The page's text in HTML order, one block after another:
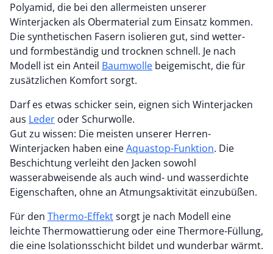
Polyamid, die bei den allermeisten unserer
Winterjacken als Obermaterial zum Einsatz kommen.
Die synthetischen Fasern isolieren gut, sind wetter-
und formbeständig und trocknen schnell. Je nach
Modell ist ein Anteil Baumwolle beigemischt, die für
zusätzlichen Komfort sorgt.
Darf es etwas schicker sein, eignen sich Winterjacken
aus Leder oder Schurwolle.
Gut zu wissen: Die meisten unserer Herren-
Winterjacken haben eineAquastop-Funktion. Die
Beschichtung verleiht den Jacken sowohl
wasserabweisende als auch wind- und wasserdichte
Eigenschaften, ohne an Atmungsaktivität einzubüßen.
Für den Thermo-Effektsorgt je nach Modell eine
leichte Thermowattierung oder eine Thermore-Füllung,
die eine Isolationsschicht bildet und wunderbar wärmt.